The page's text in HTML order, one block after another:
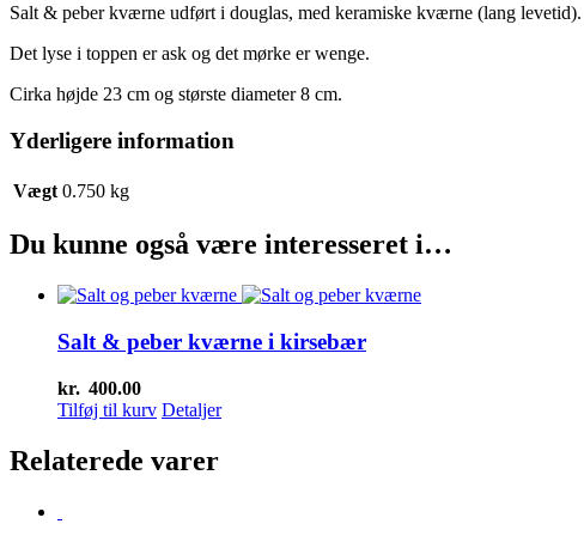
Salt & peber kværne udført i douglas, med keramiske kværne (lang levetid).
Det lyse i toppen er ask og det mørke er wenge.
Cirka højde 23 cm og største diameter 8 cm.
Yderligere information
Vægt 0.750 kg
Du kunne også være interesseret i…
Salt & peber kværne i kirsebær
kr. 400.00
Tilføj til kurv Detaljer
Relaterede varer